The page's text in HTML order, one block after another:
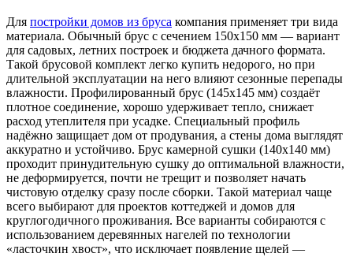
Для постройки домов из бруса компания применяет три вида
материала. Обычный брус с сечением 150х150 мм — вариант
для садовых, летних построек и бюджета дачного формата.
Такой брусовой комплект легко купить недорого, но при
длительной эксплуатации на него влияют сезонные перепады
влажности. Профилированный брус (145х145 мм) создаёт
плотное соединение, хорошо удерживает тепло, снижает
расход утеплителя при усадке. Специальный профиль
надёжно защищает дом от продувания, а стены дома выглядят
аккуратно и устойчиво. Брус камерной сушки (140х140 мм)
проходит принудительную сушку до оптимальной влажности,
не деформируется, почти не трещит и позволяет начать
чистовую отделку сразу после сборки. Такой материал чаще
всего выбирают для проектов коттеджей и домов для
круглогодичного проживания. Все варианты собираются с
использованием деревянных нагелей по технологии
«ласточкин хвост», что исключает появление щелей —